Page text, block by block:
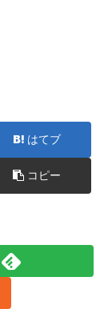
はてブ
コピー